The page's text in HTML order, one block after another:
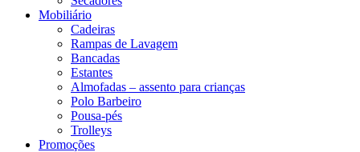
Mobiliário
Cadeiras
Rampas de Lavagem
Bancadas
Estantes
Almofadas – assento para crianças
Polo Barbeiro
Pousa-pés
Trolleys
Promoções